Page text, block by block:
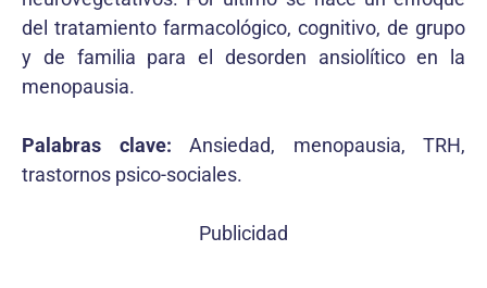
del tratamiento farmacológico, cognitivo, de grupo
y de familia para el desorden ansiolítico en la
menopausia.
Palabras clave: Ansiedad, menopausia, TRH,
trastornos psico-sociales.
Publicidad